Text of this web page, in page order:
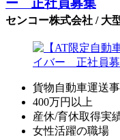
ー 正社員募集
センコー株式会社 / 大
貨物自動車運送
400万円以上
産休/育休取得実
女性活躍の職場